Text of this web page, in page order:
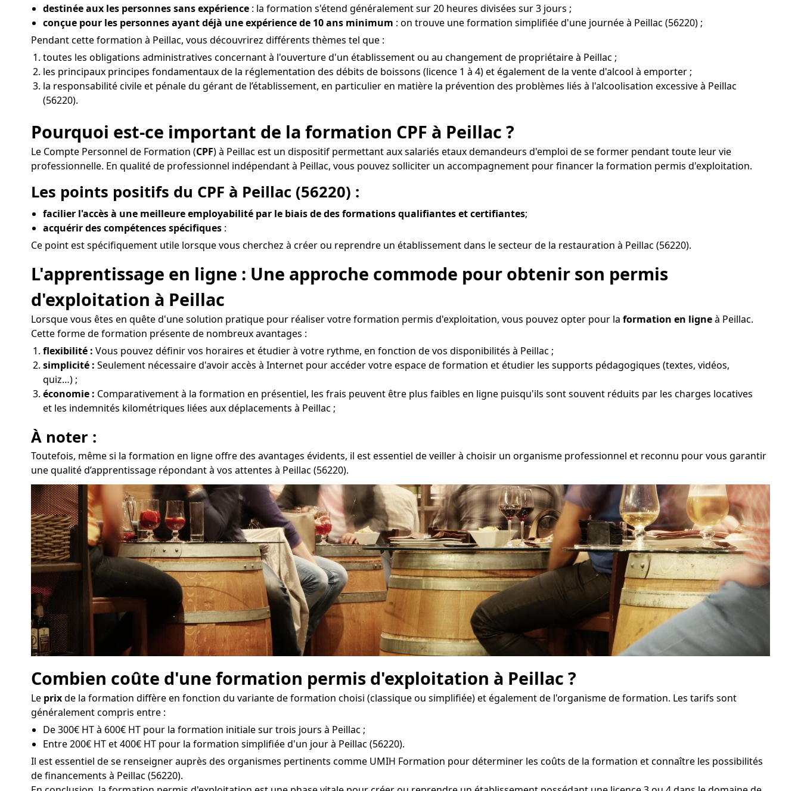
destinée aux les personnes sans expérience : la formation s'étend généralement sur 20 heures divisées sur 3 jours ;
conçue pour les personnes ayant déjà une expérience de 10 ans minimum : on trouve une formation simplifiée d'une journée à Peillac (56220) ;
Pendant cette formation à Peillac, vous découvrirez différents thèmes tel que :
toutes les obligations administratives concernant à l'ouverture d'un établissement ou au changement de propriétaire à Peillac ;
les principaux principes fondamentaux de la réglementation des débits de boissons (licence 1 à 4) et également de la vente d'alcool à emporter ;
la responsabilité civile et pénale du gérant de l’établissement, en particulier en matière la prévention des problèmes liés à l'alcoolisation excessive à Peillac
(56220).
Pourquoi est-ce important de la formation CPF à Peillac ?
Le Compte Personnel de Formation (CPF) à Peillac est un dispositif permettant aux salariés etaux demandeurs d'emploi de se former pendant toute leur vie
professionnelle. En qualité de professionnel indépendant à Peillac, vous pouvez solliciter un accompagnement pour financer la formation permis d'exploitation.
Les points positifs du CPF à Peillac (56220) :
facilier l'accès à une meilleure employabilité par le biais de des formations qualifiantes et certifiantes;
acquérir des compétences spécifiques :
Ce point est spécifiquement utile lorsque vous cherchez à créer ou reprendre un établissement dans le secteur de la restauration à Peillac (56220).
L'apprentissage en ligne : Une approche commode pour obtenir son permis
d'exploitation à Peillac
Lorsque vous êtes en quête d'une solution pratique pour réaliser votre formation permis d'exploitation, vous pouvez opter pour la formation en ligneà Peillac.
Cette forme de formation présente de nombreux avantages :
flexibilité : Vous pouvez définir vos horaires et étudier à votre rythme, en fonction de vos disponibilités à Peillac ;
simplicité : Seulement nécessaire d'avoir accès à Internet pour accéder votre espace de formation et étudier les supports pédagogiques (textes, vidéos,
quiz…) ;
économie : Comparativement à la formation en présentiel, les frais peuvent être plus faibles en ligne puisqu'ils sont souvent réduits par les charges locatives
et les indemnités kilométriques liées aux déplacements à Peillac ;
À noter :
Toutefois, même si la formation en ligne offre des avantages évidents, il est essentiel de veiller à choisir un organisme professionnel et reconnu pour vous garantir
une qualité d’apprentissage répondant à vos attentes à Peillac (56220).
Combien coûte d'une formation permis d'exploitation à Peillac ?
Le prixde la formation diffère en fonction du variante de formation choisi (classique ou simplifiée) et également de l'organisme de formation. Les tarifs sont
généralement compris entre :
De 300€ HT à 600€ HT pour la formation initiale sur trois jours à Peillac ;
Entre 200€ HT et 400€ HT pour la formation simplifiée d'un jour à Peillac (56220).
Il est essentiel de se renseigner auprès des organismes pertinents comme UMIH Formation pour déterminer les coûts de la formation et connaître les possibilités
de financements à Peillac (56220).